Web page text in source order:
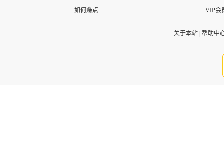
如何赚点 VIP会
关于本站| 帮助中